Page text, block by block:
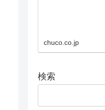
chuco.co.jp
検索